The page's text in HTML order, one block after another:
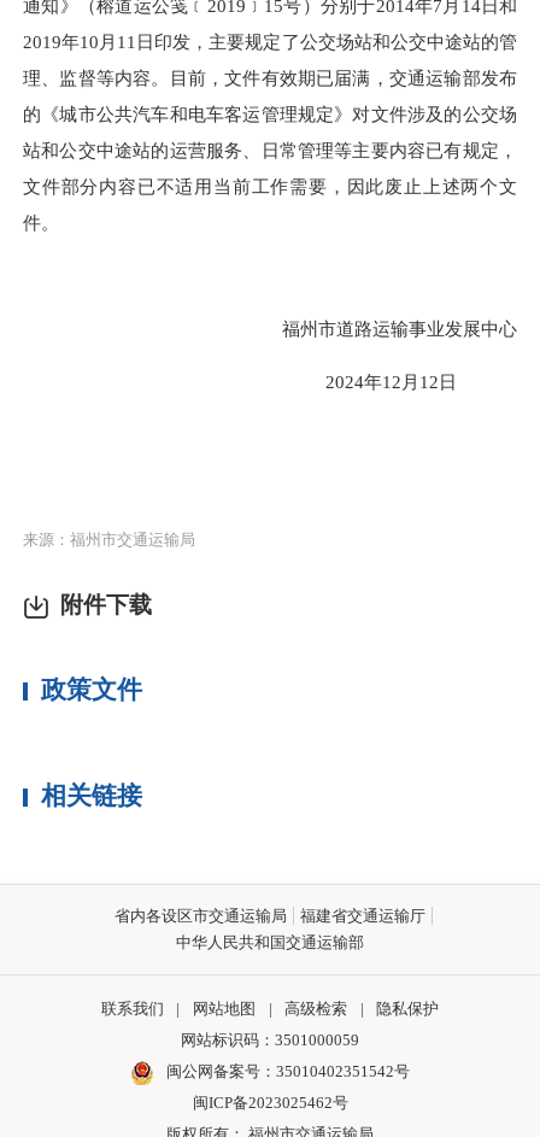
通知》（榕道运公笺﹝2019﹞15号）分别于2014年7月14日和
2019年10月11日印发，主要规定了公交场站和公交中途站的管
理、监督等内容。目前，文件有效期已届满，交通运输部发布
的《城市公共汽车和电车客运管理规定》对文件涉及的公交场
站和公交中途站的运营服务、日常管理等主要内容已有规定，
文件部分内容已不适用当前工作需要，因此废止上述两个文
件。
福州市道路运输事业发展中心
2024年12月12日
来源：福州市交通运输局
附件下载
政策文件
相关链接
省内各设区市交通运输局
福建省交通运输厅
中华人民共和国交通运输部
联系我们 | 网站地图 | 高级检索 |
隐私保护
网站标识码：3501000059
闽公网备案号：35010402351542号
闽ICP备2023025462号